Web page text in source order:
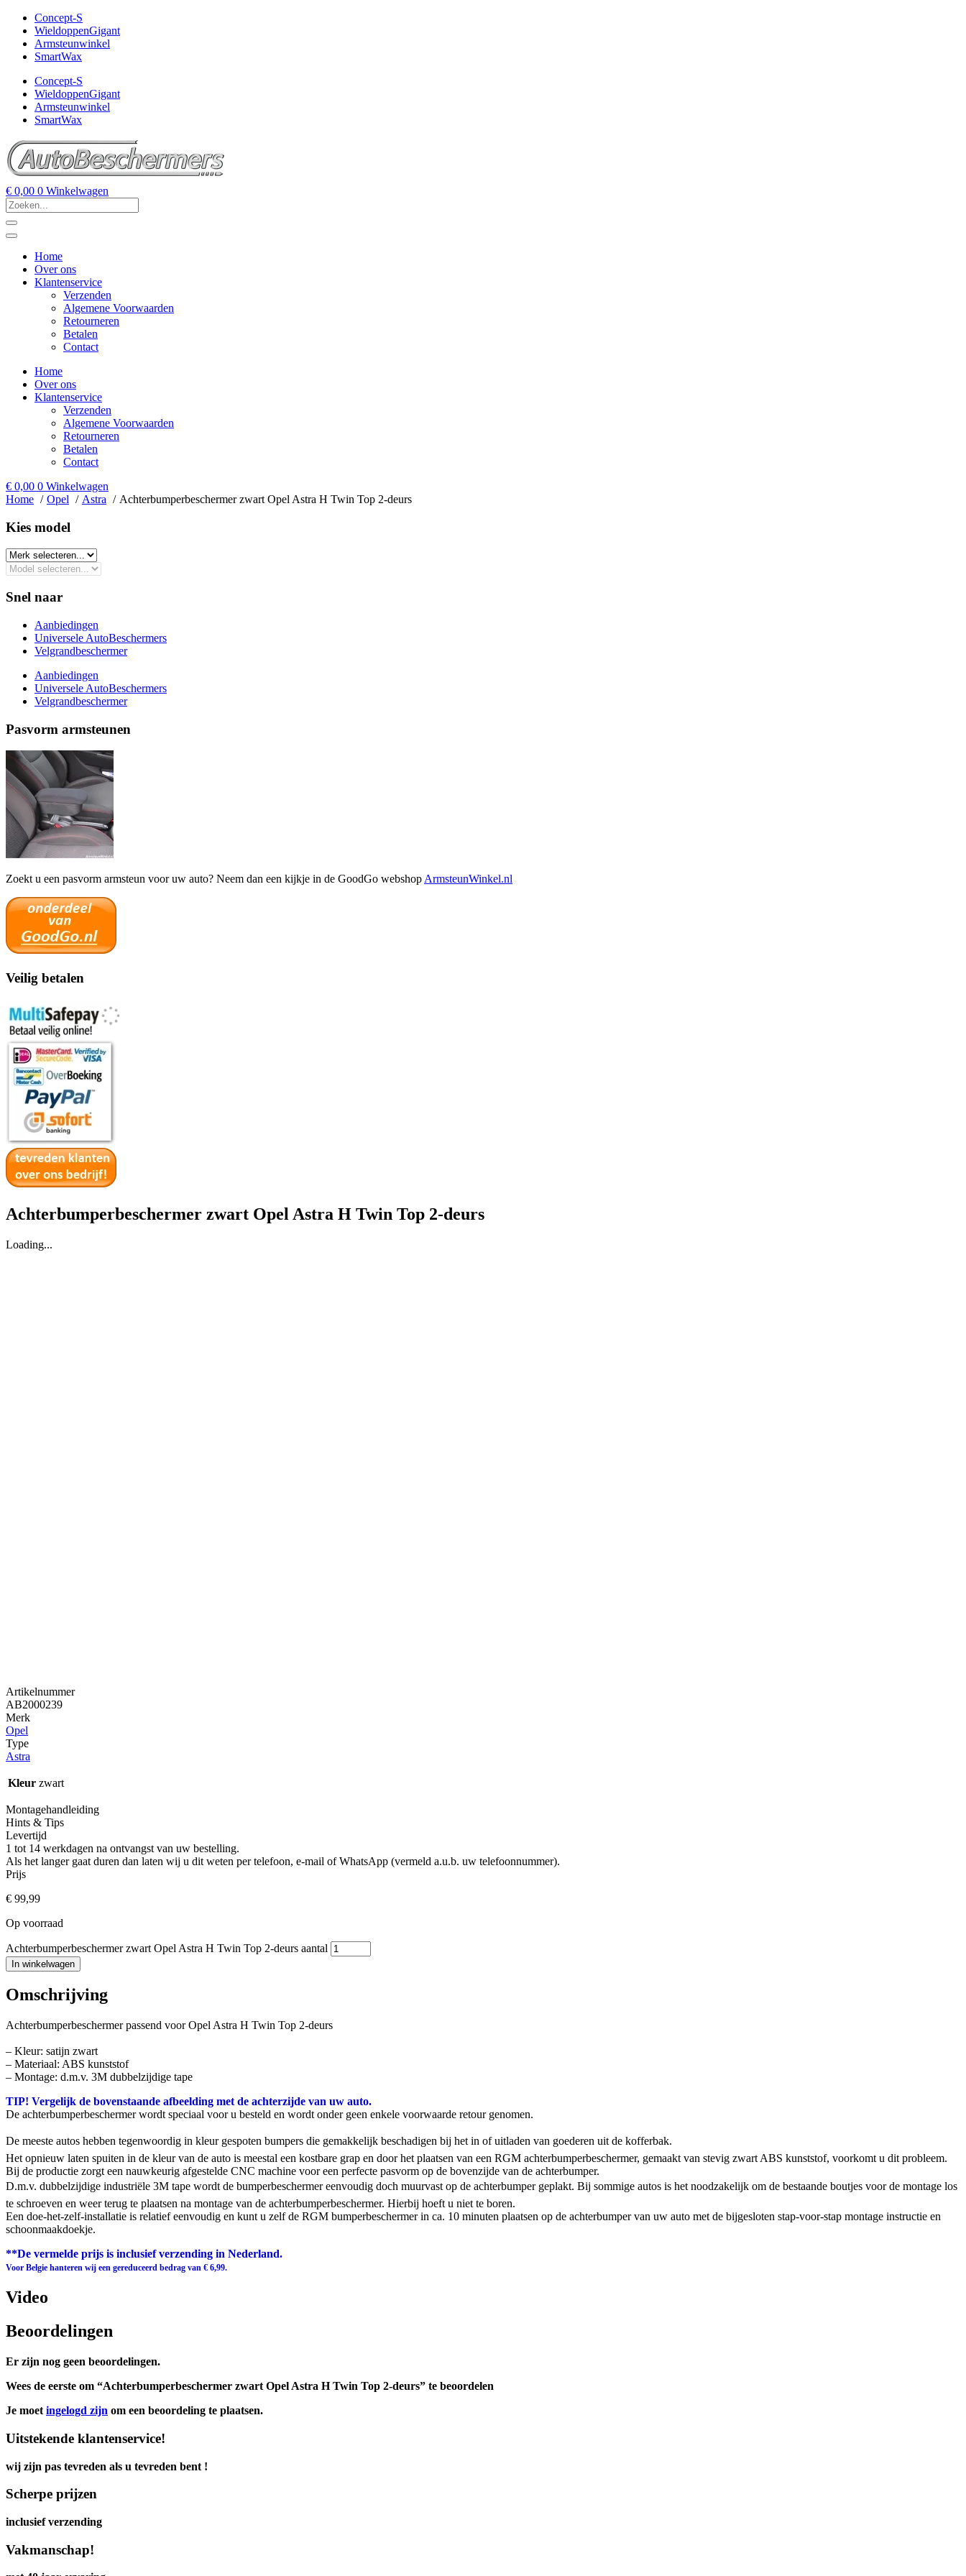
Concept-S
WieldoppenGigant
Armsteunwinkel
SmartWax
Concept-S
WieldoppenGigant
Armsteunwinkel
SmartWax
€ 0,00 0 Winkelwagen
Home
Over ons
Klantenservice
Verzenden
Algemene Voorwaarden
Retourneren
Betalen
Contact
Home
Over ons
Klantenservice
Verzenden
Algemene Voorwaarden
Retourneren
Betalen
Contact
€ 0,00 0 Winkelwagen
Home
Opel Astra Achterbumperbeschermer zwart Opel Astra H Twin Top 2-deurs
Kies model​
Snel naar
Aanbiedingen
Universele AutoBeschermers
Velgrandbeschermer
Aanbiedingen
Universele AutoBeschermers
Velgrandbeschermer
Pasvorm armsteunen
Zoekt u een pasvorm armsteun voor uw auto? Neem dan een kijkje in de GoodGo webshop ArmsteunWinkel.nl
Veilig betalen
Achterbumperbeschermer zwart Opel Astra H Twin Top 2-deurs
Loading...
Artikelnummer
AB2000239
Merk
Opel
Type
Astra
Kleur zwart
Montagehandleiding
Hints & Tips
Levertijd
1 tot 14 werkdagen na ontvangst van uw bestelling.
Als het langer gaat duren dan laten wij u dit weten per telefoon, e-mail of WhatsApp (vermeld a.u.b. uw telefoonnummer).
Prijs
€ 99,99
Op voorraad
Achterbumperbeschermer zwart Opel Astra H Twin Top 2-deurs aantal
In winkelwagen
Omschrijving
Achterbumperbeschermer passend voor Opel Astra H Twin Top 2-deurs
– Kleur: satijn zwart
– Materiaal: ABS kunststof
– Montage: d.m.v. 3M dubbelzijdige tape
TIP! Vergelijk de bovenstaande afbeelding met de achterzijde van uw auto.
De achterbumperbeschermer wordt speciaal voor u besteld en wordt onder geen enkele voorwaarde retour genomen.
De meeste autos hebben tegenwoordig in kleur gespoten bumpers die gemakkelijk beschadigen bij het in of uitladen van goederen uit de kofferbak.
Het opnieuw laten spuiten in de kleur van de auto is meestal een kostbare grap en door het plaatsen van een RGM achterbumperbeschermer, gemaakt van stevig zwart ABS kunststof, voorkomt u dit probleem.
Bij de productie zorgt een nauwkeurig afgestelde CNC machine voor een perfecte pasvorm op de bovenzijde van de achterbumper.
D.m.v. dubbelzijdige industriële 3M tape wordt de bumperbeschermer eenvoudig doch muurvast op de achterbumper geplakt. Bij sommige autos is het noodzakelijk om de bestaande boutjes voor de montage los
te schroeven en weer terug te plaatsen na montage van de achterbumperbeschermer. Hierbij hoeft u niet te boren.
Een doe-het-zelf-installatie is relatief eenvoudig en kunt u zelf de RGM bumperbeschermer in ca. 10 minuten plaatsen op de achterbumper van uw auto met de bijgesloten stap-voor-stap montage instructie en
schoonmaakdoekje.
**De vermelde prijs is inclusief verzending in Nederland.
Voor Belgie hanteren wij een gereduceerd bedrag van € 6,99.
Video
Beoordelingen
Er zijn nog geen beoordelingen.
Wees de eerste om “Achterbumperbeschermer zwart Opel Astra H Twin Top 2-deurs” te beoordelen
Je moet ingelogd zijn om een beoordeling te plaatsen.
Uitstekende klantenservice!
wij zijn pas tevreden als u tevreden bent !
Scherpe prijzen
inclusief verzending
Vakmanschap!